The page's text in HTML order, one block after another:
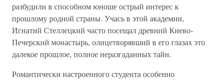
разбудили в способном юноше острый интерес к
прошлому родной страны. Учась в этой академии,
Игнатий Стеллецкий часто посещал древний Киево-
Печерский монастырь, олицетворявший в его глазах это
далекое прошлое, полное неразгаданных тайн.
Романтически настроенного студента особенно